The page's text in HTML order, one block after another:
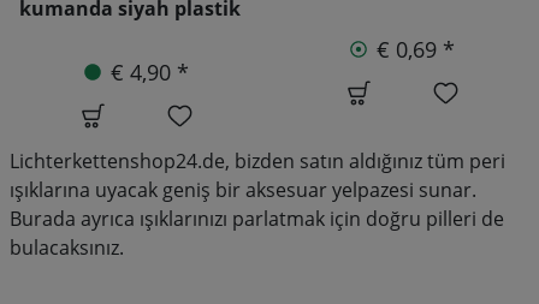
€ 9,90 € 8,90 *
Lichterkettenshop24.de, bizden satın aldığınız tüm peri
ışıklarına uyacak geniş bir aksesuar yelpazesi sunar.
Burada ayrıca ışıklarınızı parlatmak için doğru pilleri de
bulacaksınız.